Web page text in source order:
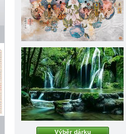
Výběr dárku